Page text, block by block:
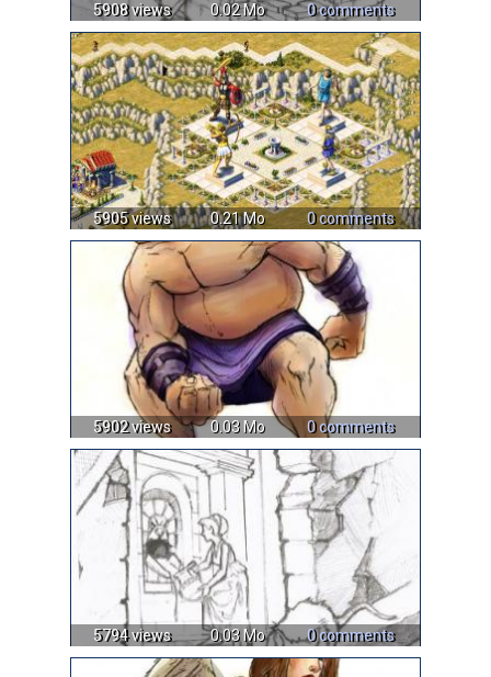
5908 views 0.02 Mo 0 comments
5905 views 0.21 Mo 0 comments
5902 views 0.03 Mo 0 comments
5794 views 0.03 Mo 0 comments